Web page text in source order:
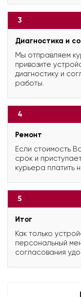
3
Диагностика и
Мы отправляем
привозите
диагностику и
работы.
4
Ремонт
Если стоимость
срок и
курьера платить
5
Итог
Как только
персональный
согласования